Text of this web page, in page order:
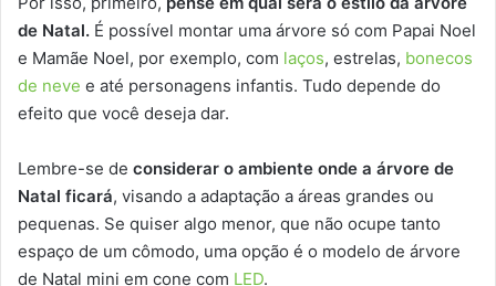
de Natal. É possível montar uma árvore só com Papai Noel
e Mamãe Noel, por exemplo, com laços, estrelas, bonecos
de neve e até personagens infantis. Tudo depende do
efeito que você deseja dar.
Lembre-se de considerar o ambiente onde a árvore de
Natal ficará, visando a adaptação a áreas grandes ou
pequenas. Se quiser algo menor, que não ocupe tanto
espaço de um cômodo, uma opção é o modelo de árvore
de Natal mini em cone com LED.